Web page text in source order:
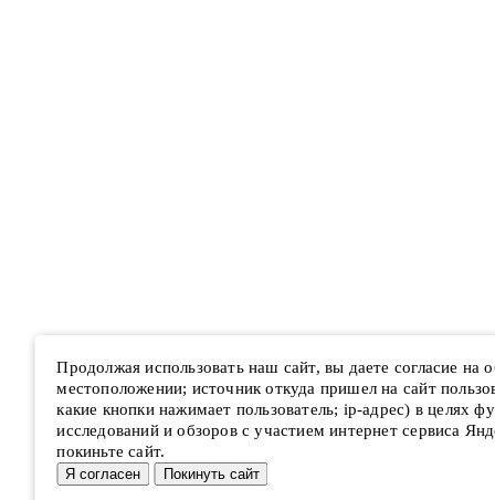
Продолжая использовать наш сайт, вы даете согласие на
местоположении; источник откуда пришел на сайт
какие кнопки нажимает пользователь; ip-адрес) в целях
исследований и обзоров с участием интернет сервиса
покиньте сайт.
Я согласен Покинуть сайт